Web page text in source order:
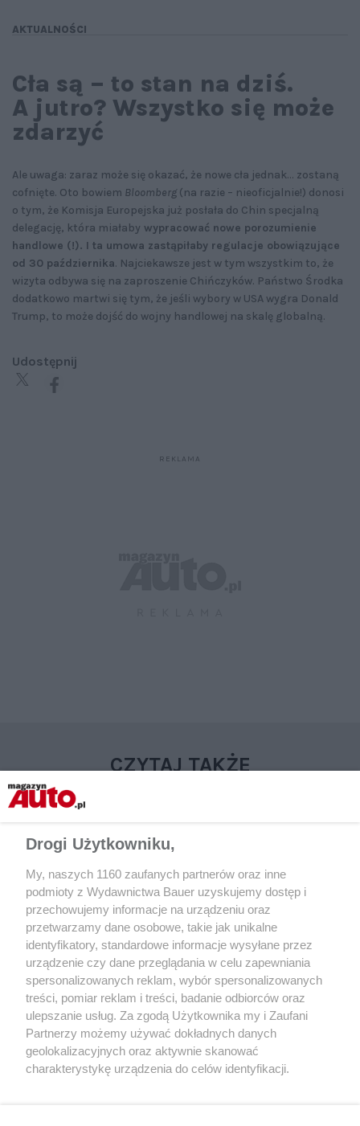
AKTUALNOŚCI
Cła są – to stan na dziś.
A jutro? Wszystko się może
zdarzyć
Ale uwaga: zaraz może się okazać, że nowe cła jednak… zostaną
cofnięte. Oto bowiem Bloomberg (na razie – nieoficjalnie!) donosi
o tym, że Komisja Europejska już posłała do Chin specjalną
delegację, która miałaby wypracować nowe porozumienie
handlowe (!). I ta umowa zastąpiłaby regulacje obowiązujące
od 30 października. Najciekawsze jest w tym wszystkim to, że
wizyta odbywa się na zaproszenie Chińczyków. Państwo Środka
dodatkowo martwi się tym, że jeśli wybory w USA wygra Donald
Trump, to może dojść do wojny handlowej na skalę globalną.
Udostępnij
CZYTAJ TAKŻE
AKTUALNOŚCI
GAC – kolejny chiński producent aut
– wchodzi do Polski. Zacznie
od trzech modeli
AKTUALNOŚCI
Chińska marka
Avatr pozywa
1,4 mln dolarów.
Drogi Użytkowniku,
My, naszych 1160 zaufanych partnerów oraz inne
podmioty z Wydawnictwa Bauer uzyskujemy dostęp i
przechowujemy informacje na urządzeniu oraz
przetwarzamy dane osobowe, takie jak unikalne
identyfikatory, standardowe informacje wysyłane przez
urządzenie czy dane przeglądania w celu zapewniania
spersonalizowanych reklam, wybór spersonalizowanych
treści, pomiar reklam i treści, badanie odbiorców oraz
ulepszanie usług. Za zgodą Użytkownika my i Zaufani
Partnerzy możemy używać dokładnych danych
geolokalizacyjnych oraz aktywnie skanować
charakterystykę urządzenia do celów identyfikacji.